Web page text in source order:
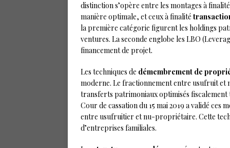
distinction s’opère entre les montages à
manière optimale, et ceux à finalité
la première catégorie figurent les holdings
ventures. La seconde englobe les LBO
financement de projet.
Les techniques de démembrement de
moderne. Le fractionnement entre usufruit
transferts patrimoniaux optimisés
Cour de cassation du 15 mai 2019 a validé ces
entre usufruitier et nu-propriétaire. Cette
d’entreprises familiales.